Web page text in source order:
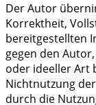
Der Autor
Korrektheit,
bereitgestellten
gegen den
oder ideeller Art
Nichtnutzung
durch die